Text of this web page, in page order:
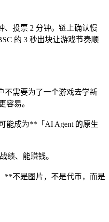
投票 2 分钟。链上确认慢
的 3 秒出块让游戏节奏顺
不需要为了一个游戏去学新
容易。
能成为**「AI Agent 的原生
绩、能赚钱。
**不是图片，不是代币，而是